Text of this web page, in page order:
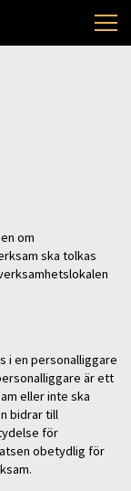
om
ska tolkas
i en personalliggare
är ett
eller inte ska
bidrar till
för
obetydlig för